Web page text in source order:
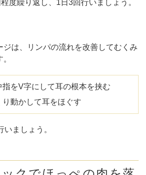
度繰り返し、1日3回行いましょう。
ジは、リンパの流れを改善してむくみ
指をV字にして耳の根本を挟む
り動かして耳をほぐす
ましょう。